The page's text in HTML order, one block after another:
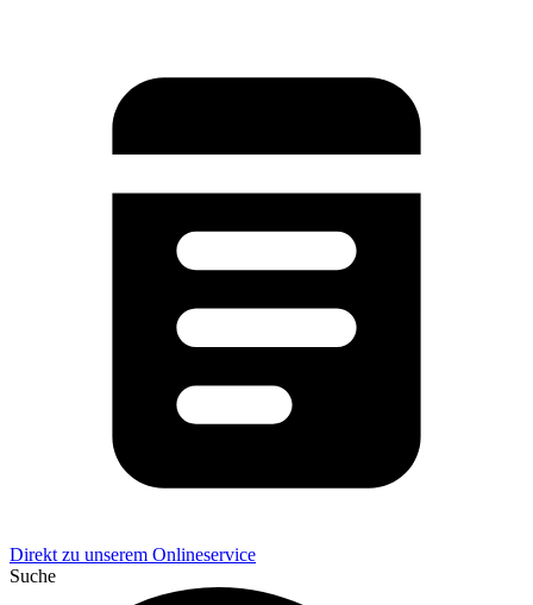
Direkt zu unserem Onlineservice
Suche